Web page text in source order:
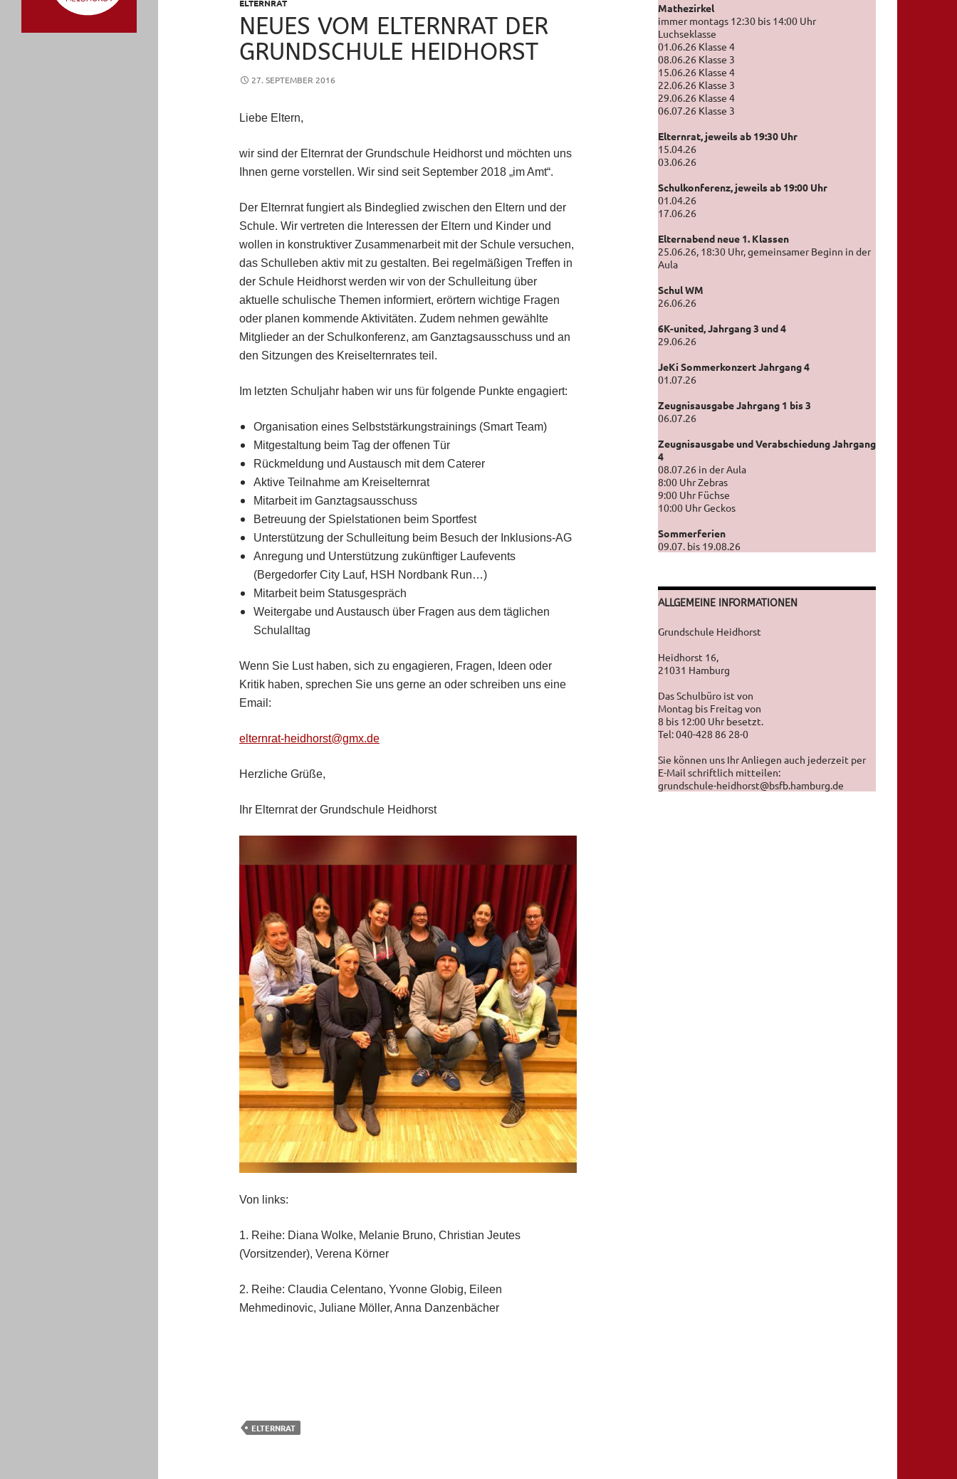
ELTERNRAT
NEUES VOM ELTERNRAT DER
GRUNDSCHULE HEIDHORST
27. SEPTEMBER 2016
Liebe Eltern,
wir sind der Elternrat der Grundschule Heidhorst und möchten uns
Ihnen gerne vorstellen. Wir sind seit September 2018 „im Amt“.
Der Elternrat fungiert als Bindeglied zwischen den Eltern und der
Schule. Wir vertreten die Interessen der Eltern und Kinder und
wollen in konstruktiver Zusammenarbeit mit der Schule versuchen,
das Schulleben aktiv mit zu gestalten. Bei regelmäßigen Treffen in
der Schule Heidhorst werden wir von der Schulleitung über
aktuelle schulische Themen informiert, erörtern wichtige Fragen
oder planen kommende Aktivitäten. Zudem nehmen gewählte
Mitglieder an der Schulkonferenz, am Ganztagsausschuss und an
den Sitzungen des Kreiselternrates teil.
Im letzten Schuljahr haben wir uns für folgende Punkte engagiert:
Organisation eines Selbststärkungstrainings (Smart Team)
Mitgestaltung beim Tag der offenen Tür
Rückmeldung und Austausch mit dem Caterer
Aktive Teilnahme am Kreiselternrat
Mitarbeit im Ganztagsausschuss
Betreuung der Spielstationen beim Sportfest
Unterstützung der Schulleitung beim Besuch der Inklusions-AG
Anregung und Unterstützung zukünftiger Laufevents
(Bergedorfer City Lauf, HSH Nordbank Run…)
Mitarbeit beim Statusgespräch
Weitergabe und Austausch über Fragen aus dem täglichen
Schulalltag
Wenn Sie Lust haben, sich zu engagieren, Fragen, Ideen oder
Kritik haben, sprechen Sie uns gerne an oder schreiben uns eine
Email:
elternrat-heidhorst@gmx.de
Herzliche Grüße,
Ihr Elternrat der Grundschule Heidhorst
Von links:
1. Reihe: Diana Wolke, Melanie Bruno, Christian Jeutes
(Vorsitzender), Verena Körner
2. Reihe: Claudia Celentano, Yvonne Globig, Eileen
Mehmedinovic, Juliane Möller, Anna Danzenbächer
ELTERNRAT
Mathezirkel
immer montags 12:30 bis 14:00 Uhr
Luchseklasse
01.06.26 Klasse 4
08.06.26 Klasse 3
15.06.26 Klasse 4
22.06.26 Klasse 3
29.06.26 Klasse 4
06.07.26 Klasse 3
Elternrat, jeweils ab 19:30 Uhr
15.04.26
03.06.26
Schulkonferenz, jeweils ab 19:00 Uhr
01.04.26
17.06.26
Elternabend neue 1. Klassen
25.06.26, 18:30 Uhr, gemeinsamer Beginn in der
Aula
Schul WM
26.06.26
6K-united, Jahrgang 3 und 4
29.06.26
JeKi Sommerkonzert Jahrgang 4
01.07.26
Zeugnisausgabe Jahrgang 1 bis 3
06.07.26
Zeugnisausgabe und Verabschiedung Jahrgang
4
08.07.26 in der Aula
8:00 Uhr Zebras
9:00 Uhr Füchse
10:00 Uhr Geckos
Sommerferien
09.07. bis 19.08.26
ALLGEMEINE INFORMATIONEN
Grundschule Heidhorst
Heidhorst 16,
21031 Hamburg
Das Schulbüro ist von
Montag bis Freitag von
8 bis 12:00 Uhr besetzt.
Tel: 040-428 86 28-0
Sie können uns Ihr Anliegen auch jederzeit per
E-Mail schriftlich mitteilen:
grundschule-heidhorst@bsfb.hamburg.de